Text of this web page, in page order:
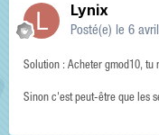
Lynix
Posté(e) le 6
Solution : Acheter gmod10, tu
Sinon c'est peut-être que les